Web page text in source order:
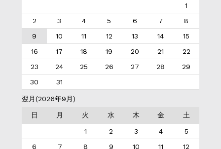
1
2
3 4 5 6 7
8
9
10 11 12 13 14
15
16
17 18 19 20 21
22
23
24 25 26 27 28
29
30
31
翌月(2026年9月)
日 月 火 水 木 金 土
1 2 3 4
5
6
7 8 9 10 11 12